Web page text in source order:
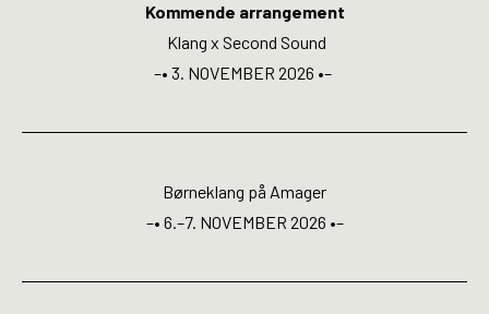
Open Calls
Kommende arrangement
Klang x Second Sound
–• 3. NOVEMBER 2026 •–
Børneklang på Amager
–• 6.–7. NOVEMBER 2026 •–